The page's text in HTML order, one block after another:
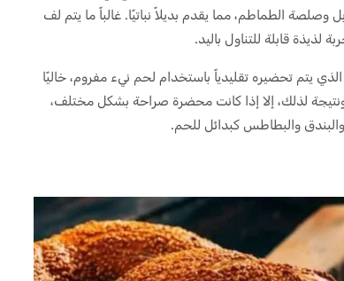
وصلصة الطماطم، مما يقدم بديلاً نباتيًا. غالباً ما يتم لف
قابلة للتناول باليد.
يتم تحضيره تقليدياً باستخدام لحم نيء مفروم، خاليًا
لذلك، إلا إذا كانت محضرة صراحة بشكل مختلف،
والبطاطس كبدائل للحم.